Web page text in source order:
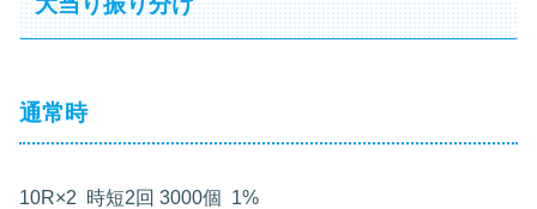
通常時
10R×2 時短2回 3000個 1%